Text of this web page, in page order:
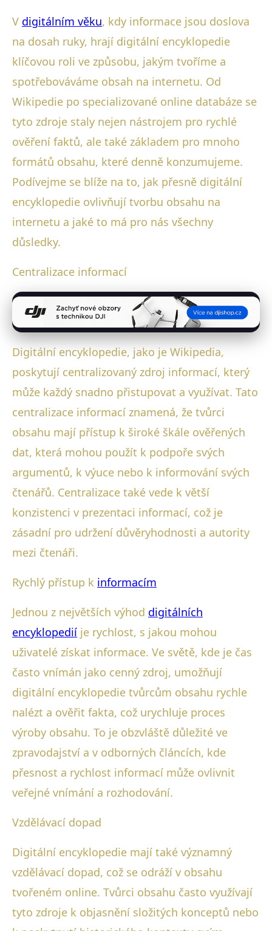
V digitálním věku, kdy informace jsou doslova
na dosah ruky, hrají digitální encyklopedie
klíčovou roli ve způsobu, jakým tvoříme a
spotřebováváme obsah na internetu. Od
Wikipedie po specializované online databáze se
tyto zdroje staly nejen nástrojem pro rychlé
ověření faktů, ale také základem pro mnoho
formátů obsahu, které denně konzumujeme.
Podívejme se blíže na to, jak přesně digitální
encyklopedie ovlivňují tvorbu obsahu na
internetu a jaké to má pro nás všechny
důsledky.
Centralizace informací
Digitální encyklopedie, jako je Wikipedia,
poskytují centralizovaný zdroj informací, který
může každý snadno přistupovat a využívat. Tato
centralizace informací znamená, že tvůrci
obsahu mají přístup k široké škále ověřených
dat, která mohou použít k podpoře svých
argumentů, k výuce nebo k informování svých
čtenářů. Centralizace také vede k větší
konzistenci v prezentaci informací, což je
zásadní pro udržení důvěryhodnosti a autority
mezi čtenáři.
Rychlý přístup k informacím
Jednou z největších výhod digitálních
encyklopedií je rychlost, s jakou mohou
uživatelé získat informace. Ve světě, kde je čas
často vnímán jako cenný zdroj, umožňují
digitální encyklopedie tvůrcům obsahu rychle
nalézt a ověřit fakta, což urychluje proces
výroby obsahu. To je obzvláště důležité ve
zpravodajství a v odborných článcích, kde
přesnost a rychlost informací může ovlivnit
veřejné vnímání a rozhodování.
Vzdělávací dopad
Digitální encyklopedie mají také významný
vzdělávací dopad, což se odráží v obsahu
tvořeném online. Tvůrci obsahu často využívají
tyto zdroje k objasnění složitých konceptů nebo